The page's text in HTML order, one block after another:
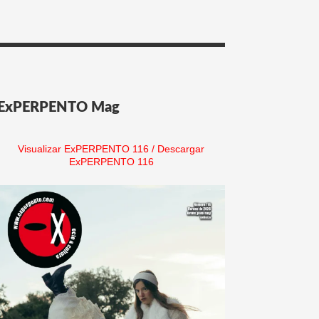
Mag
Visualizar ExPERPENTO 116 / Descargar
ExPERPENTO 116